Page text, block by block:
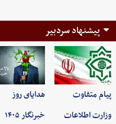
پیشنهاد سردبیر
پیام متفاوت
وزارت اطلاعات
هدایای روز
خبرنگار ۱۴۰۵